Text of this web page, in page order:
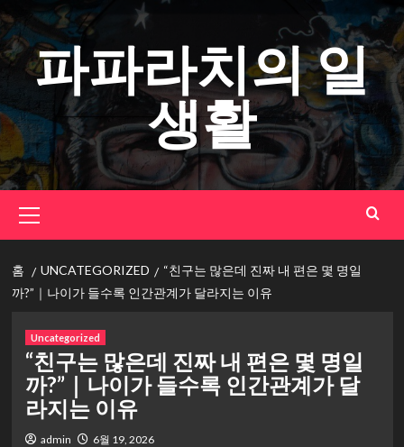
콘
텐
츠
건
너
기
파파라치의 일
생활
본
메
홈 UNCATEGORIZED
“친구는 많은데 진짜 내 편은 몇 명일
까?”｜나이가 들수록 인간관계가 달라지는 이유
Uncategorized
“친구는 많은데 진짜 내 편은 몇 명일
까?”｜나이가 들수록 인간관계가 달
라지는 이유
admin 6월 19, 2026